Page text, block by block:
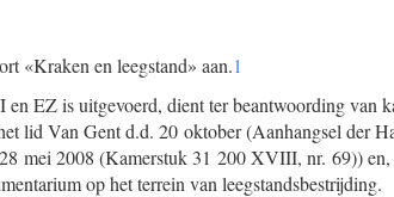
«Kraken en leegstand» aan.1
EZ is uitgevoerd, dient ter beantwoording van
lid Van Gent d.d. 20 oktober (Aanhangsel der
mei 2008 (Kamerstuk 31 200 XVIII, nr. 69))
op het terrein van leegstandsbestrijding.